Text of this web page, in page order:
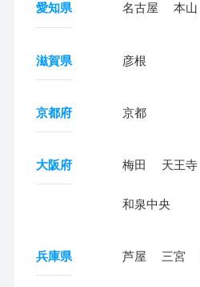
愛知県 名古屋 本山
滋賀県 彦根
京都府 京都
大阪府 梅田 天王寺
和泉中央
兵庫県 芦屋 三宮